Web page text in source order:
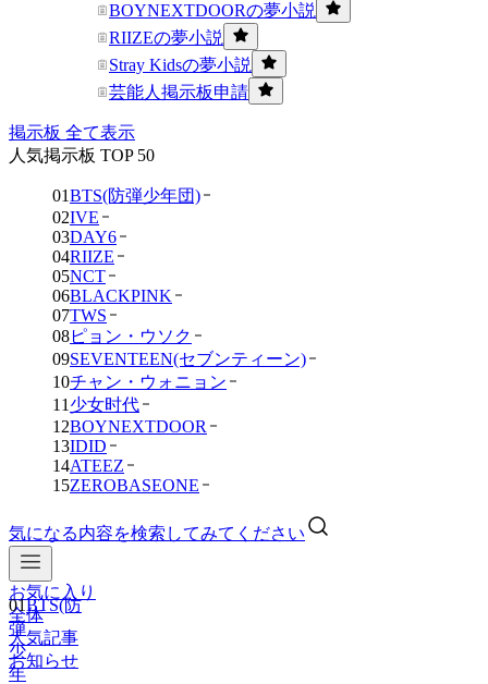
BOYNEXTDOORの夢小説
RIIZEの夢小説
Stray Kidsの夢小説
芸能人掲示板申請
掲示板 全て表示
人気掲示板 TOP 50
01BTS(防弾少年団)
02IVE
03DAY6
04RIIZE
05NCT
06BLACKPINK
07TWS
08ピョン・ウソク
09SEVENTEEN(セブンティーン)
10チャン・ウォニョン
11 少女时代
12BOYNEXTDOOR
13IDID
14ATEEZ
15ZEROBASEONE
気になる内容を検索してみてください
お気に入り
全体
人気記事
お知らせ
01BTS(防
弾
少
年